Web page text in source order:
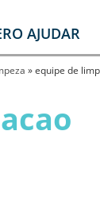
AJUDAR
sua doação
»equipe de